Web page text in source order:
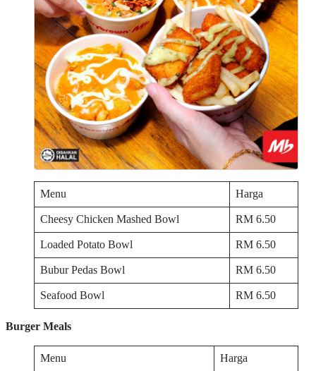
Menu
Harga
Cheesy Chicken Mashed Bowl
RM 6.50
Loaded Potato Bowl
RM 6.50
Bubur Pedas Bowl
RM 6.50
Seafood Bowl
RM 6.50
Burger Meals
Menu Harga